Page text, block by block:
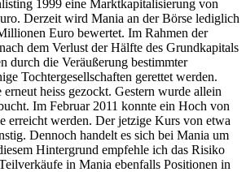
1999 eine Marktkapitalisierung von
Derzeit wird Mania an der Börse lediglich
Euro bewertet. Im Rahmen der
dem Verlust der Hälfte des Grundkapitals
durch die Veräußerung bestimmter
Tochtergesellschaften gerettet werden.
heiss gezockt. Gestern wurde allein
Im Februar 2011 konnte ein Hoch von
erreicht werden. Der jetzige Kurs von etwa
Dennoch handelt es sich bei Mania um
Hintergrund empfehle ich das Risiko
in Mania ebenfalls Positionen in